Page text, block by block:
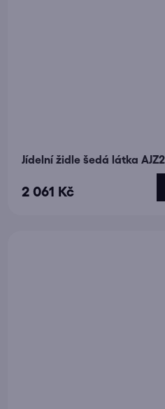
Jídelní židle šedá látka
2 061 Kč